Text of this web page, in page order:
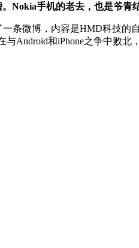
Nokia手机的老去，也是爷青
条微博，内容是HMD科技的
Android和iPhone之争中败北